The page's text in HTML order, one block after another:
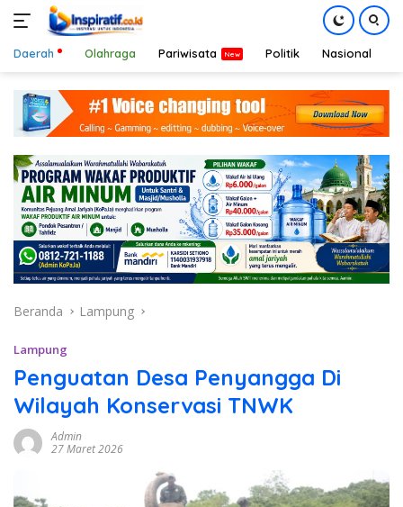
konten
Daerah Olahraga Pariwisata Politik Nasional
Beranda Lampung
Lampung
Penguatan Desa Penyangga Di
Wilayah Konservasi TNWK
Admin
27 Maret 2026